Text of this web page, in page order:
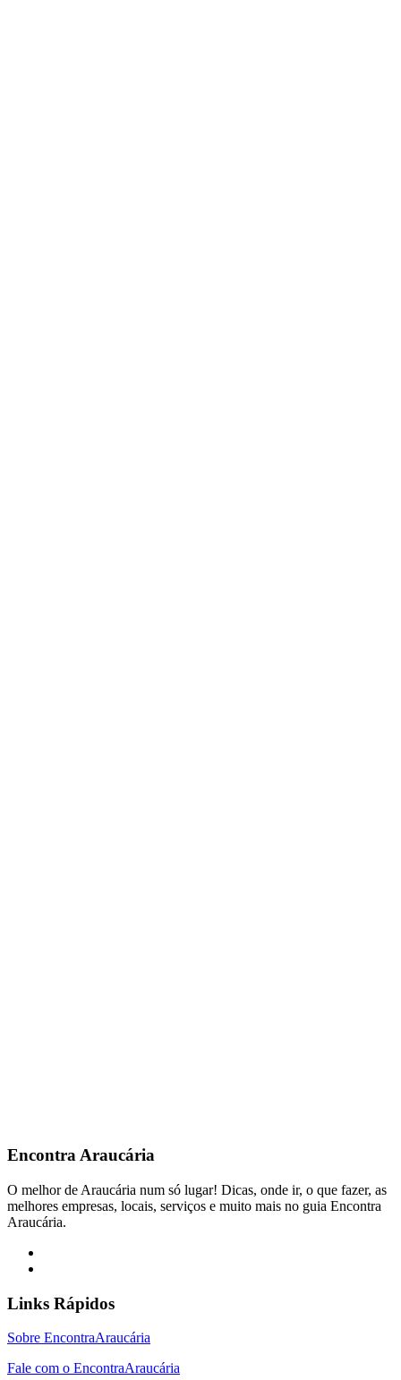
Encontra Araucária
O melhor de Araucária num só lugar! Dicas, onde ir, o que fazer, as
melhores empresas, locais, serviços e muito mais no guia Encontra
Araucária.
Links Rápidos
Sobre EncontraAraucária
Fale com o EncontraAraucária